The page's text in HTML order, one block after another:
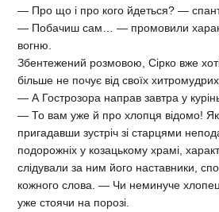
— Про що і про кого йдеться? —
— Побачиш сам… — промовили
вогню.
Збентежений розмовою, Сірко вже
більше не почує від своїх
— А Гострозора направ завтра у курінь
— То вам уже й про хлопця відомо!
пригадавши зустріч зі старцями
подорожніх у козацькому храмі,
слідували за ним його наставники,
кожного слова. — Чи неминуче
уже стоячи на порозі.